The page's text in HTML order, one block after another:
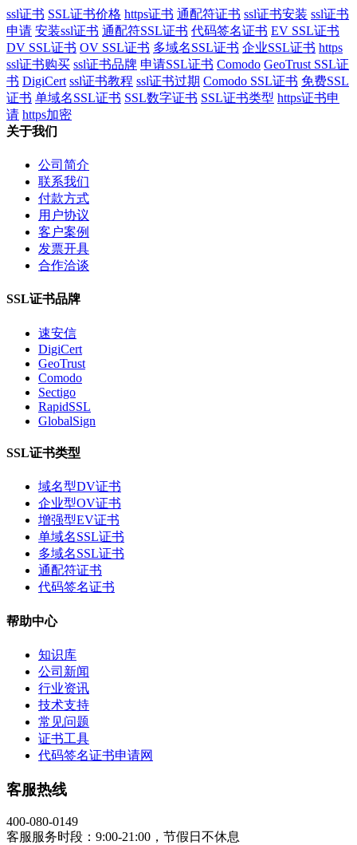
ssl证书 SSL证书价格 https证书 通配符证书 ssl证书安装 ssl证书
申请 安装ssl证书 通配符SSL证书 代码签名证书 EV SSL证书
DV SSL证书 OV SSL证书 多域名SSL证书 企业SSL证书 https
ssl证书购买 ssl证书品牌 申请SSL证书 Comodo GeoTrust SSL证
书 DigiCert ssl证书教程 ssl证书过期 Comodo SSL证书 免费SSL
证书 单域名SSL证书 SSL数字证书 SSL证书类型 https证书申
请 https加密
关于我们
公司简介
联系我们
付款方式
用户协议
客户案例
发票开具
合作洽谈
SSL证书品牌
速安信
DigiCert
GeoTrust
Comodo
Sectigo
RapidSSL
GlobalSign
SSL证书类型
域名型DV证书
企业型OV证书
增强型EV证书
单域名SSL证书
多域名SSL证书
通配符证书
代码签名证书
帮助中心
知识库
公司新闻
行业资讯
技术支持
常见问题
证书工具
代码签名证书申请网
客服热线
400-080-0149
客服服务时段：9:00-21:00，节假日不休息